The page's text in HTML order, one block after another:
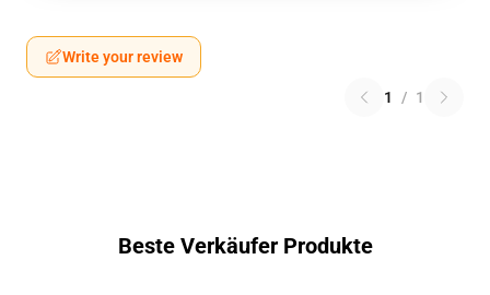
Write your review
1 / 1
Beste Verkäufer Produkte